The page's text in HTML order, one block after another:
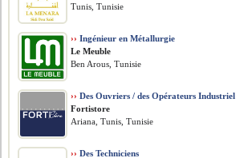
Tunis, Tunisie
›› Ingénieur en Métallurgie
Le Meuble
Ben Arous, Tunisie
›› Des Ouvriers / des Opérateurs Industriel
Fortistore
Ariana, Tunis, Tunisie
›› Des Techniciens